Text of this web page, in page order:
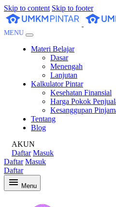
Skip to content Skip to footer
MENU
Materi Belajar
Dasar
Menengah
Lanjutan
Kalkulator Pintar
Kesehatan Finansial
Harga Pokok
Kesanggupan
Tentang
Blog
AKUN
Daftar Masuk
Daftar Masuk
Daftar
Menu